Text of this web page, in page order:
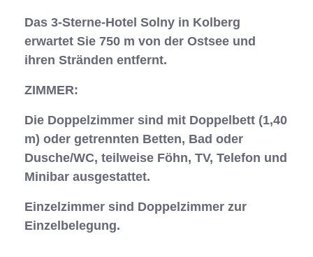
Das 3-Sterne-Hotel Solny in Kolberg
erwartet Sie 750 m von der Ostsee und
ihren Stränden entfernt.
ZIMMER:
Die Doppelzimmer sind mit Doppelbett (1,40
m) oder getrennten Betten, Bad oder
Dusche/WC, teilweise Föhn, TV, Telefon und
Minibar ausgestattet.
Einzelzimmer sind Doppelzimmer zur
Einzelbelegung.